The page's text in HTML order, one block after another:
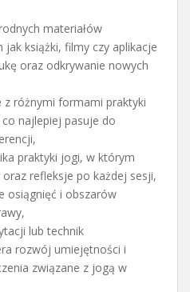
materiałów
jak książki, filmy czy aplikacje
oraz odkrywanie nowych
z różnymi formami praktyki
najlepiej pasuje do
praktyki jogi, w którym
refleksje po każdej sesji,
osiągnięć i obszarów
lub technik
rozwój umiejętności i
związane z jogą w